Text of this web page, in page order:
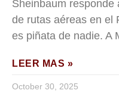
Sheinbaum responde
de rutas aéreas en el
es piñata de nadie. A
LEER MAS »
October 30, 2025